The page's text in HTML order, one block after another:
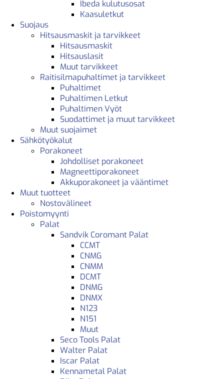
Ibeda kulutusosat
Kaasuletkut
Suojaus
Hitsausmaskit ja tarvikkeet
Hitsausmaskit
Hitsauslasit
Muut tarvikkeet
Raitisilmapuhaltimet ja tarvikkeet
Puhaltimet
Puhaltimen Letkut
Puhaltimen Vyöt
Suodattimet ja muut tarvikkeet
Muut suojaimet
Sähkötyökalut
Porakoneet
Johdolliset porakoneet
Magneettiporakoneet
Akkuporakoneet ja vääntimet
Muut tuotteet
Nostovälineet
Poistomyynti
Palat
Sandvik Coromant Palat
CCMT
CNMG
CNMM
DCMT
DNMG
DNMX
N123
N151
Muut
Seco Tools Palat
Walter Palat
Iscar Palat
Kennametal Palat